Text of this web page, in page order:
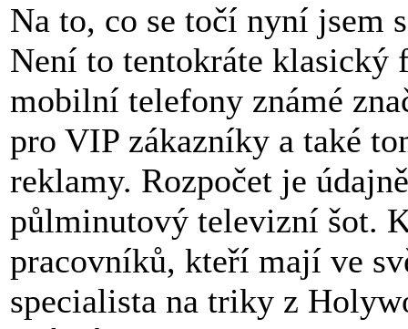
Na to, co se točí nyní jsem
Není to tentokráte klasický
mobilní telefony známé
pro VIP zákazníky a také
reklamy. Rozpočet je
půlminutový televizní šot.
pracovníků, kteří mají ve
specialista na triky z